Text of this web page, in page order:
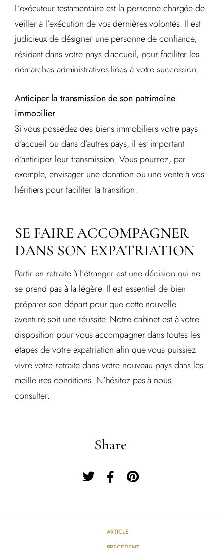
L’exécuteur testamentaire est la personne chargée de
veiller à l’exécution de vos dernières volontés. Il est
judicieux de désigner une personne de confiance,
résidant dans votre pays d’accueil, pour faciliter les
démarches administratives liées à votre succession.
Anticiper la transmission de son patrimoine
immobilier
Si vous possédez des biens immobiliers votre pays
d’accueil ou dans d’autres pays, il est important
d’anticiper leur transmission. Vous pourrez, par
exemple, envisager une donation ou une vente à vos
héritiers pour faciliter la transition.
SE FAIRE ACCOMPAGNER
DANS SON EXPATRIATION
Partir en retraite à l’étranger est une décision qui ne
se prend pas à la légère. Il est essentiel de bien
préparer son départ pour que cette nouvelle
aventure soit une réussite. Notre cabinet est à votre
disposition pour vous accompagner dans toutes les
étapes de votre expatriation afin que vous puissiez
vivre votre retraite dans votre nouveau pays dans les
meilleures conditions. N’hésitez pas à nous
consulter.
Share
ARTICLE